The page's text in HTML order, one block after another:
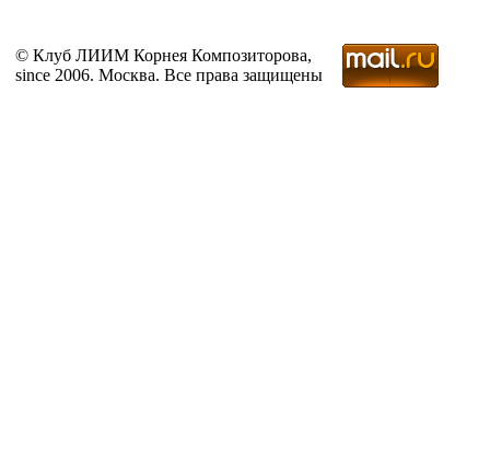
© Клуб ЛИИМ Корнея Композиторова,
since 2006. Москва. Все права защищены